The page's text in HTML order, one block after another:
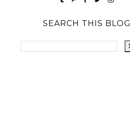
SEARCH THIS BLOG